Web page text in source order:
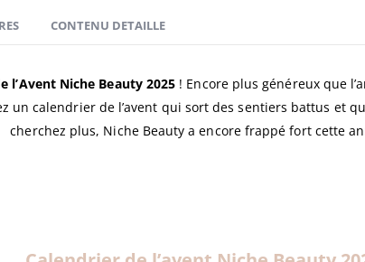
CONTENU DETAILLE
l’Avent Niche Beauty 2025 ! Encore plus généreux que
un calendrier de l’avent qui sort des sentiers battus et
cherchez plus, Niche Beauty a encore frappé fort cette